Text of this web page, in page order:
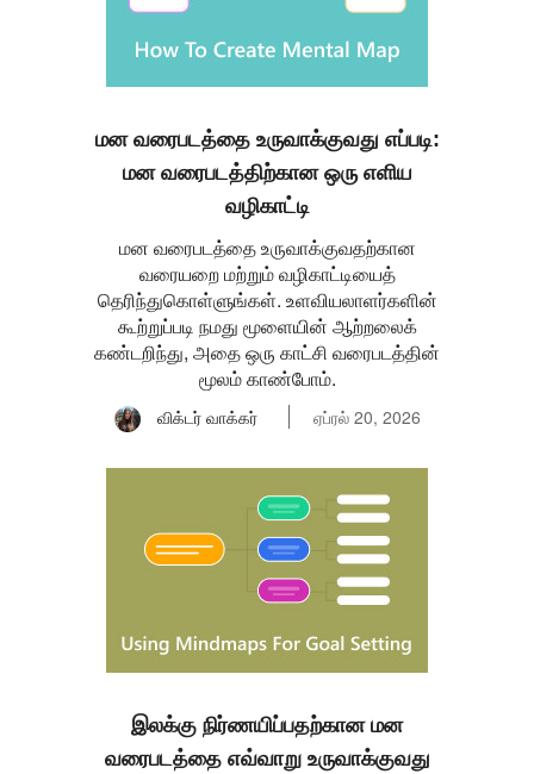
மன வரைபடத்தை உருவாக்குவது எப்படி:
மன வரைபடத்திற்கான ஒரு எளிய
வழிகாட்டி
மன வரைபடத்தை உருவாக்குவதற்கான
வரையறை மற்றும் வழிகாட்டியைத்
தெரிந்துகொள்ளுங்கள். உளவியலாளர்களின்
கூற்றுப்படி நமது மூளையின் ஆற்றலைக்
கண்டறிந்து, அதை ஒரு காட்சி வரைபடத்தின்
மூலம் காண்போம்.
விக்டர் வாக்கர் ஏப்ரல் 20, 2026
இலக்கு நிர்ணயிப்பதற்கான மன
வரைபடத்தை எவ்வாறு உருவாக்குவது